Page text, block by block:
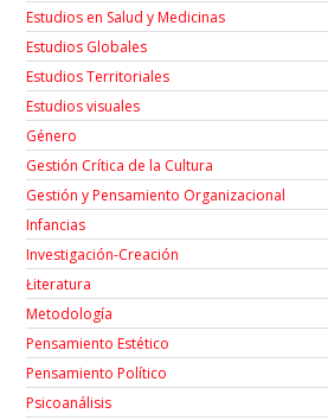
Estudios en Salud y Medicinas
Estudios Globales
Estudios Territoriales
Estudios visuales
Género
Gestión Crítica de la Cultura
Gestión y Pensamiento Organizacional
Infancias
Investigación-Creación
Łiteratura
Metodología
Pensamiento Estético
Pensamiento Político
Psicoanálisis